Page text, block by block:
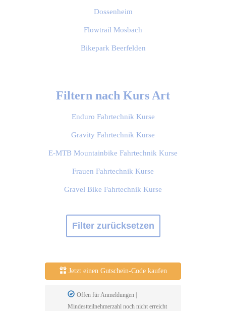
Dossenheim
Flowtrail Mosbach
Bikepark Beerfelden
Filtern nach Kurs Art
Enduro Fahrtechnik Kurse
Gravity Fahrtechnik Kurse
E-MTB Mountainbike Fahrtechnik Kurse
Frauen Fahrtechnik Kurse
Gravel Bike Fahrtechnik Kurse
Filter zurücksetzen
Jetzt einen Gutschein-Code kaufen
Offen für Anmeldungen |
Mindestteilnehmerzahl noch nicht erreicht